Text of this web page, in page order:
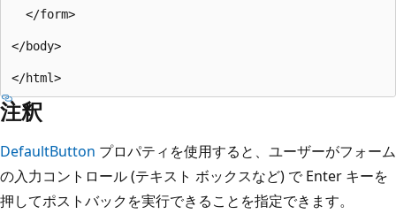
  </form>
</body>
注釈
DefaultButton プロパティを使用すると、ユーザーがフォーム
の入力コントロール (テキスト ボックスなど) で Enter キーを
押してポストバックを実行できることを指定できます。